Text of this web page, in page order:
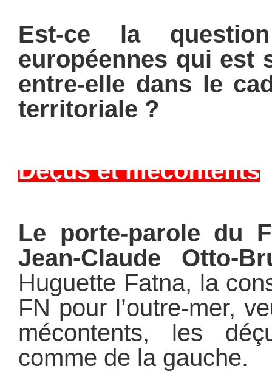
Est-ce la
européennes qui est
entre-elle dans le
territoriale ?
Déçus et mécontents
Le porte-parole du
Jean-Claude Otto-
Huguette Fatna, la
FN pour l’outre-mer,
mécontents, les
comme de la gauche.